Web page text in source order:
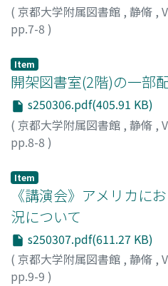
( 京都大学附属図書館 , 静脩 ,
pp.7-8 )
Item
開架図書室(2階)の一部
s250306.pdf(405.91 KB)
( 京都大学附属図書館 , 静脩 ,
pp.8-8 )
Item
《講演会》アメリカに
況について
s250307.pdf(611.27 KB)
( 京都大学附属図書館 , 静脩 ,
pp.9-9 )